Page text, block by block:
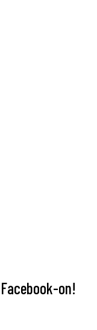
on!